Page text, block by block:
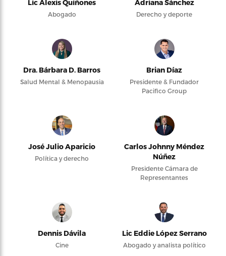
Lic Alexis Quiñones
Abogado
Adriana Sánchez
Derecho y deporte
Dra. Bárbara D. Barros
Salud Mental & Menopausia
Brian Díaz
Presidente & Fundador
Pacifico Group
José Julio Aparicio
Política y derecho
Carlos Johnny Méndez
Núñez
Presidente Cámara de
Representantes
Dennis Dávila
Cine
Lic Eddie López Serrano
Abogado y analista político